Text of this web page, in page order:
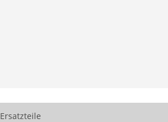
Ersatzteile